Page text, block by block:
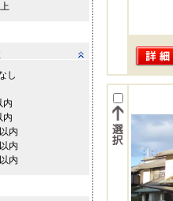
し
内
内
内
内
内